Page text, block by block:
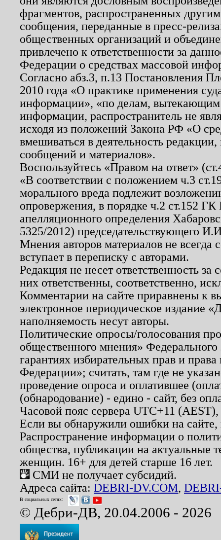
фрагментов, распространенных
сообщения, переданные в пресс-
общественных организаций и
привлечено к ответственности за
Федерации о средствах массовой
Согласно абз.3, п.13 Постановления
2010 года «О практике применения
информации», «по делам, вытекающим
информации, распространитель не
исходя из положений Закона РФ «О
вмешиваться в деятельность
сообщений и материалов».
Воспользуйтесь «Правом на ответ»
«В соответствии с положением ч.3
морального вреда подлежит
опровержения, в порядке ч.2 ст.152
апелляционного определения
5325/2012) председательствующего
Мнения авторов материалов не
вступает в переписку с авторами.
Редакция не несет ответственность
них ответственны, соответственно,
Комментарии на сайте приравнены к
электронное периодическое издание
наполняемость несут авторы.
Политические опросы/голосования
общественного мнения»
гарантиях избирательных прав и
Федерации»; считать, там где не
проведение опроса и оплатившее
(обнародование) - едино - сайт, без
Часовой пояс сервера UTC+11
Если вы обнаружили ошибки на
Распространение информации о
общества, публикации на актуальные
женщин. 16+ для детей старше 16 лет.
СМИ не получает субсидий.
Адреса сайта: DEBRI-DV.COM,
В социальных сетях:
© Дебри-ДВ, 20.04.2006 - 2026